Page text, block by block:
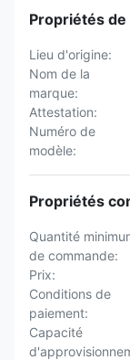
Propriétés de
Lieu d'origine:
Nom de la
marque:
Attestation:
Numéro de
modèle:
Propriétés
Quantité
de commande:
Prix:
Conditions de
paiement:
Capacité